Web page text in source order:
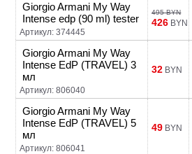
Giorgio Armani My Way
Intense edp (90 ml) tester
Артикул: 374445
495 BYN
426 BYN
Giorgio Armani My Way
Intense EdP (TRAVEL) 3
мл
Артикул: 806040
32 BYN
Giorgio Armani My Way
Intense EdP (TRAVEL) 5
мл
Артикул: 806041
49 BYN